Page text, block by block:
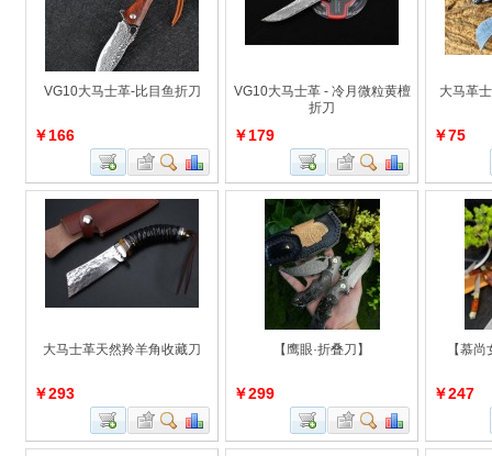
VG10大马士革-比目鱼折刀
￥166
VG10大马士革 - 冷月微粒黄檀
折刀
￥179
大马革
￥75
大马士革天然羚羊角收藏刀
￥293
【鹰眼·折叠刀】
￥299
【慕
￥247